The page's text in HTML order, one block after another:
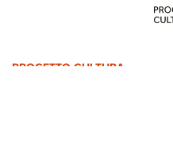
PROGETTO CULTURA